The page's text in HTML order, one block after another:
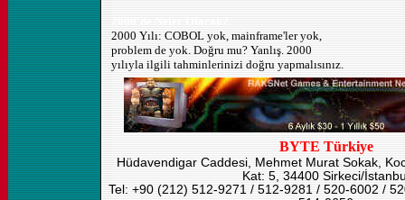
2000 Yılı: COBOL yok, mainframe'ler yok,
problem de yok. Doğru mu? Yanlış. 2000
yılıyla ilgili tahminlerinizi doğru yapmalısınız.
BYTE Türkiye
Hüdavendigar Caddesi, Mehmet Murat Sokak,
Kat: 5, 34400 Sirkeci/
Tel: +90 (212) 512-9271 / 512-9281 / 520-6002 /